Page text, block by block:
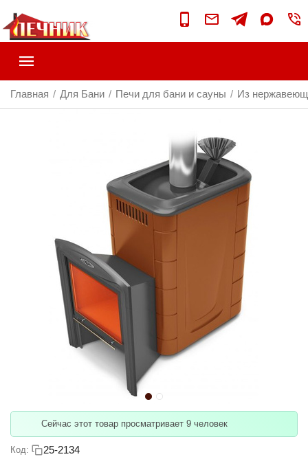
Главная / Для Бани / Печи для бани и сауны / Из
Сейчас этот товар просматривает 9 человек
Код: 25-2134